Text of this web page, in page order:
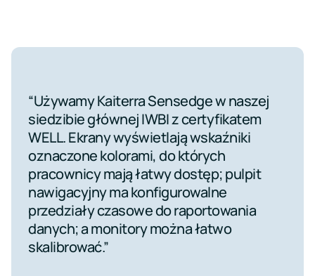
Używamy Kaiterra Sensedge w naszej
siedzibie głównej IWBI z certyfikatem
WELL. Ekrany wyświetlają wskaźniki
oznaczone kolorami, do których
pracownicy mają łatwy dostęp; pulpit
nawigacyjny ma konfigurowalne
przedziały czasowe do raportowania
danych; a monitory można łatwo
skalibrować.
Używamy Kaiterra Sensedge w naszej
siedzibie głównej IWBI z certyfikatem
WELL. Ekrany wyświetlają wskaźniki
oznaczone kolorami, do których
pracownicy mają łatwy dostęp; pulpit
nawigacyjny ma konfigurowalne
przedziały czasowe do raportowania
danych; a monitory można łatwo
skalibrować.
Używamy Kaiterra Sensedge w naszej
siedzibie głównej IWBI z certyfikatem
WELL. Ekrany wyświetlają wskaźniki
oznaczone kolorami, do których
pracownicy mają łatwy dostęp; pulpit
nawigacyjny ma konfigurowalne
przedziały czasowe do raportowania
danych; a monitory można łatwo
skalibrować.